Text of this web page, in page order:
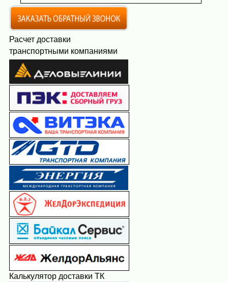
Расчет доставки
транспортными компаниями
Калькулятор доставки ТК